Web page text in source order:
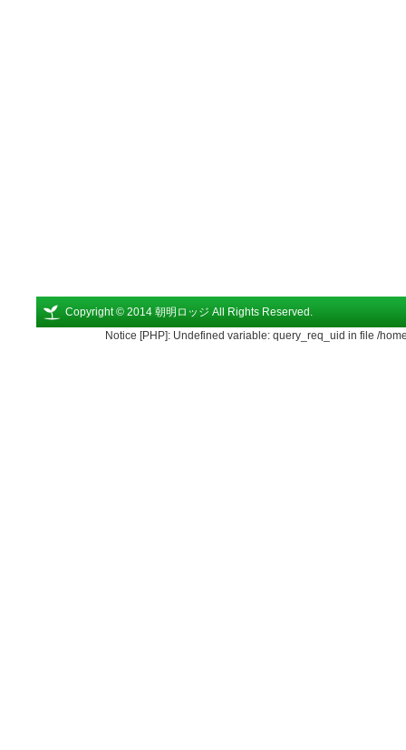
Copyright © 2014 朝明ロッジ All Rights Reserved.
Notice [PHP]: Undefined variable: query_req_uid in file /